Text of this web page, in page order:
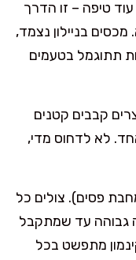
טיפה – זו הדרך
בניילון נצמד,
תתוגמל בטעמים
קבבים קטנים
בערך 6-7 ס"מ לאחד. לא לדחוס מדי,
פסים). צולים כל
גבוהה עד שמתקבל
מתפשט בכל